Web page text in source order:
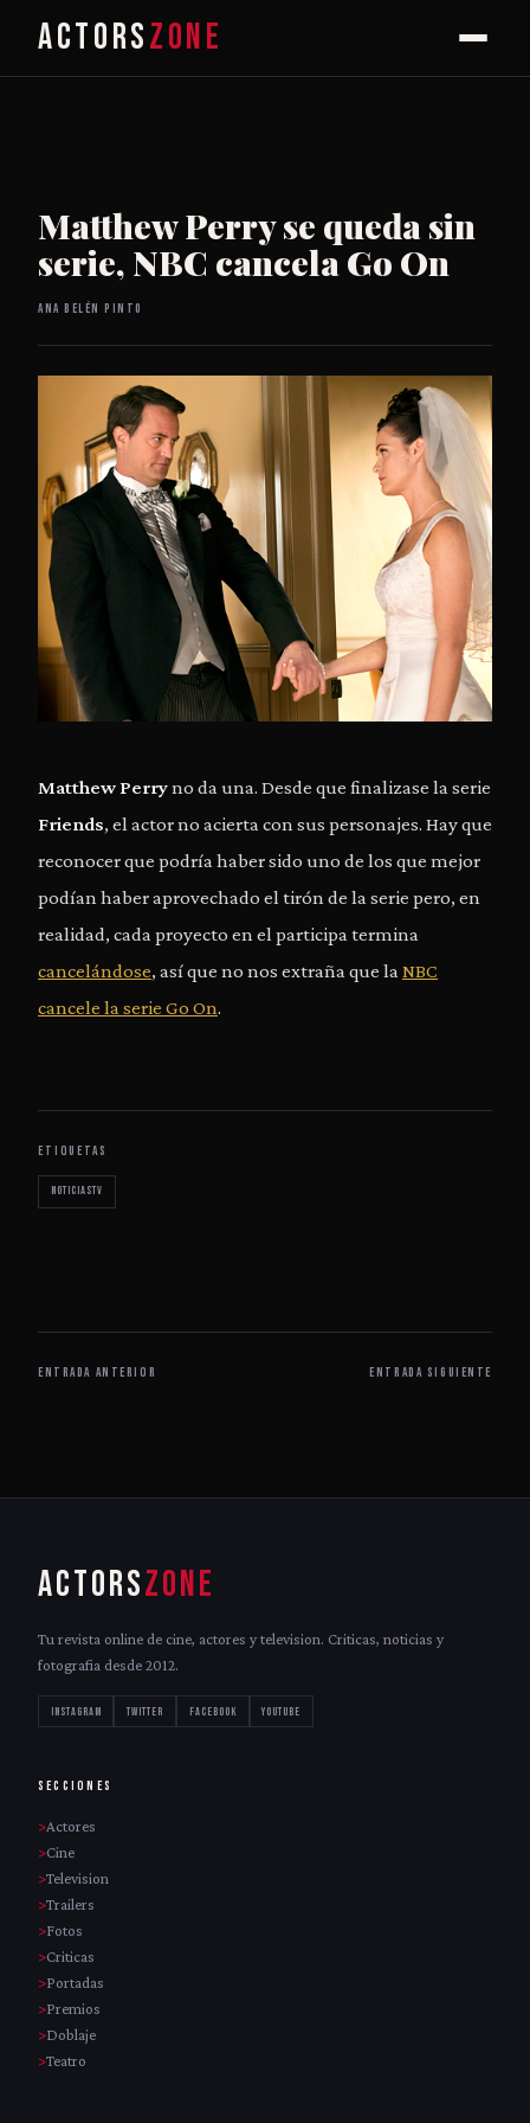
ACTORSZONE
Matthew Perry se queda sin
serie, NBC cancela Go On
Ana Belén Pinto
Matthew Perryno da una. Desde que finalizase la serie
Friends, el actor no acierta con sus personajes. Hay que
reconocer que podría haber sido uno de los que mejor
podían haber aprovechado el tirón de la serie pero, en
realidad, cada proyecto en el participa termina
cancelándose, así que no nos extraña que la NBC
cancele la serie Go On.
ETIQUETAS
noticiastv
ENTRADA ANTERIOR ENTRADA SIGUIENTE
ACTORSZONE
Tu revista online de cine, actores y television. Criticas, noticias y
fotografia desde 2012.
INSTAGRAM TWITTER FACEBOOK YOUTUBE
SECCIONES
Actores
Cine
Television
Trailers
Fotos
Criticas
Portadas
Premios
Doblaje
Teatro